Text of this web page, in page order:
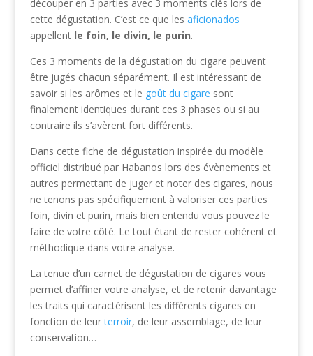
découper en 3 parties avec 3 moments clés lors de
cette dégustation. C’est ce que les aficionados
appellent le foin, le divin, le purin.
Ces 3 moments de la dégustation du cigare peuvent
être jugés chacun séparément. Il est intéressant de
savoir si les arômes et le goût du cigare sont
finalement identiques durant ces 3 phases ou si au
contraire ils s’avèrent fort différents.
Dans cette fiche de dégustation inspirée du modèle
officiel distribué par Habanos lors des évènements et
autres permettant de juger et noter des cigares, nous
ne tenons pas spécifiquement à valoriser ces parties
foin, divin et purin, mais bien entendu vous pouvez le
faire de votre côté. Le tout étant de rester cohérent et
méthodique dans votre analyse.
La tenue d’un carnet de dégustation de cigares vous
permet d’affiner votre analyse, et de retenir davantage
les traits qui caractérisent les différents cigares en
fonction de leurterroir, de leur assemblage, de leur
conservation…